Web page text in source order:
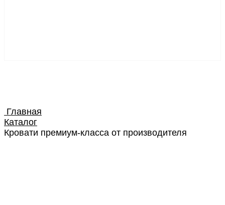
Главная
Каталог
Кровати премиум-класса от производителя